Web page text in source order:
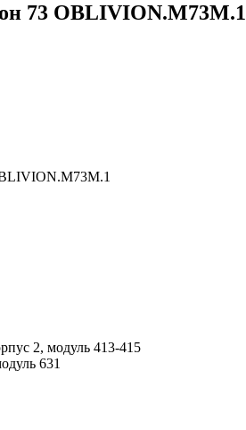
73 OBLIVION.M73M.1
2, модуль 413-415
631